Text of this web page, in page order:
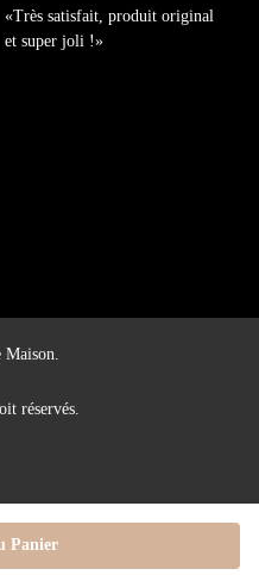
Panier
«Très satisfait, produit original
et super joli !»
Maison.
réservés.